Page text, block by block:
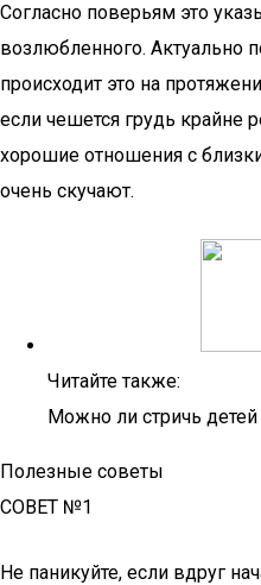
Согласно поверьям это
возлюбленного. Актуально
происходит это на
если чешется грудь крайне
хорошие отношения с
очень скучают.
Читайте также:
Можно ли стричь детей
Полезные советы
СОВЕТ №1
Не паникуйте, если вдруг